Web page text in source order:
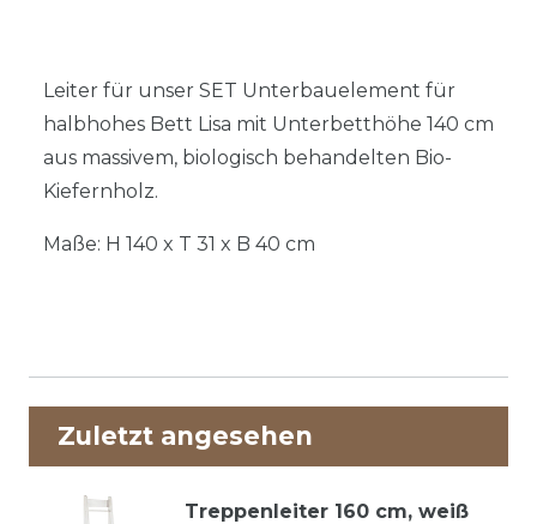
Leiter für unser SET Unterbauelement für
halbhohes Bett Lisa mit Unterbetthöhe 140 cm
aus massivem, biologisch behandelten Bio-
Kiefernholz.
Maße: H 140 x T 31 x B 40 cm
Zuletzt angesehen
Treppenleiter 160 cm, weiß